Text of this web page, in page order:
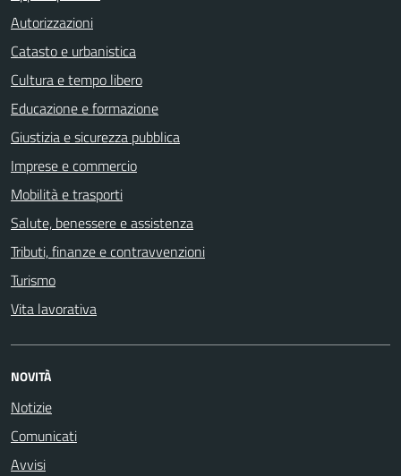
Autorizzazioni
Catasto e urbanistica
Cultura e tempo libero
Educazione e formazione
Giustizia e sicurezza pubblica
Imprese e commercio
Mobilità e trasporti
Salute, benessere e assistenza
Tributi, finanze e contravvenzioni
Turismo
Vita lavorativa
NOVITÀ
Notizie
Comunicati
Avvisi